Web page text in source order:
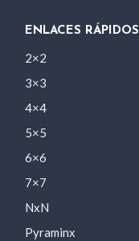
ENLACES RÁPIDOS
2×2
3×3
4×4
5×5
6×6
7×7
NxN
Pyraminx